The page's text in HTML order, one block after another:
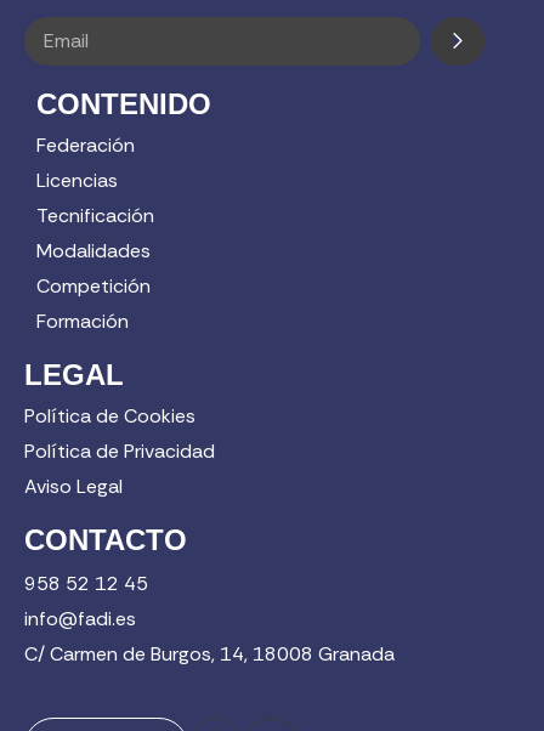
CONTENIDO
Federación
Licencias
Tecnificación
Modalidades
Competición
Formación
LEGAL
Política de Cookies
Política de Privacidad
Aviso Legal
CONTACTO
958 52 12 45
info@fadi.es
C/ Carmen de Burgos, 14, 18008 Granada